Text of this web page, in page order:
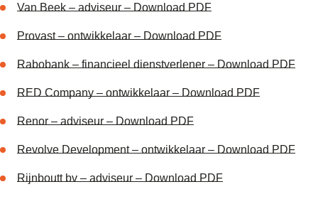
Van Beek – adviseur – Download PDF
Provast – ontwikkelaar – Download PDF
Rabobank – financieel dienstverlener – Download PDF
RED Company – ontwikkelaar – Download PDF
Renor – adviseur – Download PDF
Revolve Development – ontwikkelaar – Download PDF
Rijnboutt bv – adviseur – Download PDF